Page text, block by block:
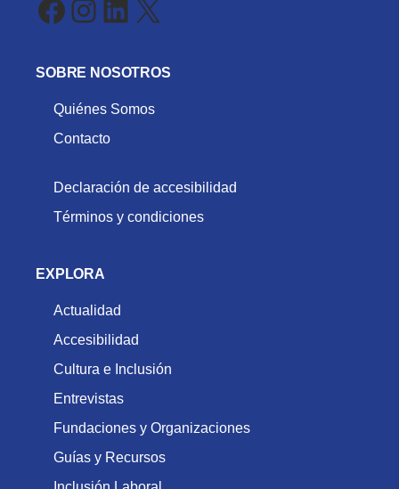
Facebook
Instagram
LinkedIn
X
SOBRE NOSOTROS
Quiénes Somos
Contacto
Declaración de accesibilidad
Términos y condiciones
EXPLORA
Actualidad
Accesibilidad
Cultura e Inclusión
Entrevistas
Fundaciones y Organizaciones
Guías y Recursos